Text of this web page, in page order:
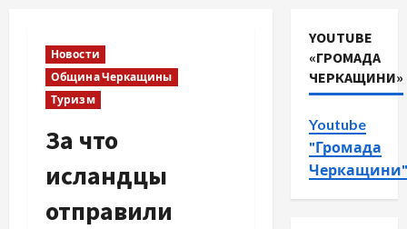
Новости
Община Черкащины
Туризм
За что
исландцы
отправили
YOUTUBE
«ГРОМАДА
ЧЕРКАЩИНИ»
Youtube
"Громада
Черкащини"